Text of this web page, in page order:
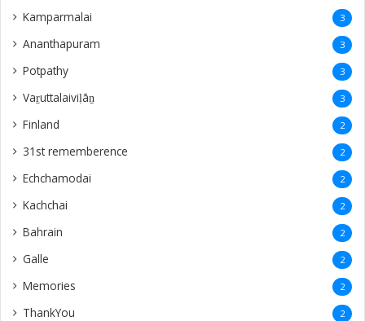
Kamparmalai 3
Ananthapuram 3
‎Potpathy 3
Vaṟuttalaiviḷāṉ 3
Finland 2
31st rememberence 2
Echchamodai 2
Kachchai 2
Bahrain 2
Galle 2
Memories 2
ThankYou 2